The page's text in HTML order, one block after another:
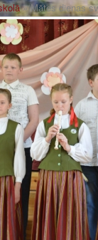
» Mātes dienas